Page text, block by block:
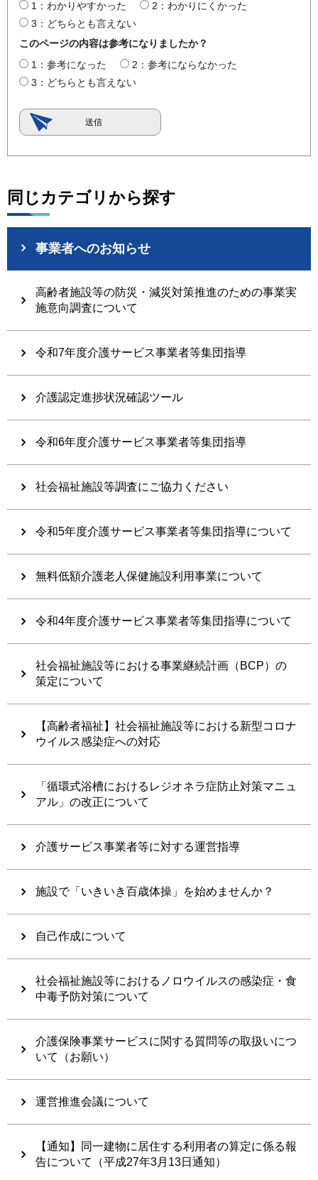
1：わかりやすかった
2：わかりにくかった
3：どちらとも言えない
このページの内容は参考になりましたか？
1：参考になった
2：参考にならなかった
3：どちらとも言えない
同じカテゴリから探す
事業者へのお知らせ
高齢者施設等の防災・減災対策推進のための事業実
施意向調査について
令和7年度介護サービス事業者等集団指導
介護認定進捗状況確認ツール
令和6年度介護サービス事業者等集団指導
社会福祉施設等調査にご協力ください
令和5年度介護サービス事業者等集団指導について
無料低額介護老人保健施設利用事業について
令和4年度介護サービス事業者等集団指導について
社会福祉施設等における事業継続計画（BCP）の
策定について
【高齢者福祉】社会福祉施設等における新型コロナ
ウイルス感染症への対応
「循環式浴槽におけるレジオネラ症防止対策マニュ
アル」の改正について
介護サービス事業者等に対する運営指導
施設で「いきいき百歳体操」を始めませんか？
自己作成について
社会福祉施設等におけるノロウイルスの感染症・食
中毒予防対策について
介護保険事業サービスに関する質問等の取扱いにつ
いて（お願い）
運営推進会議について
【通知】同一建物に居住する利用者の算定に係る報
告について（平成27年3月13日通知）